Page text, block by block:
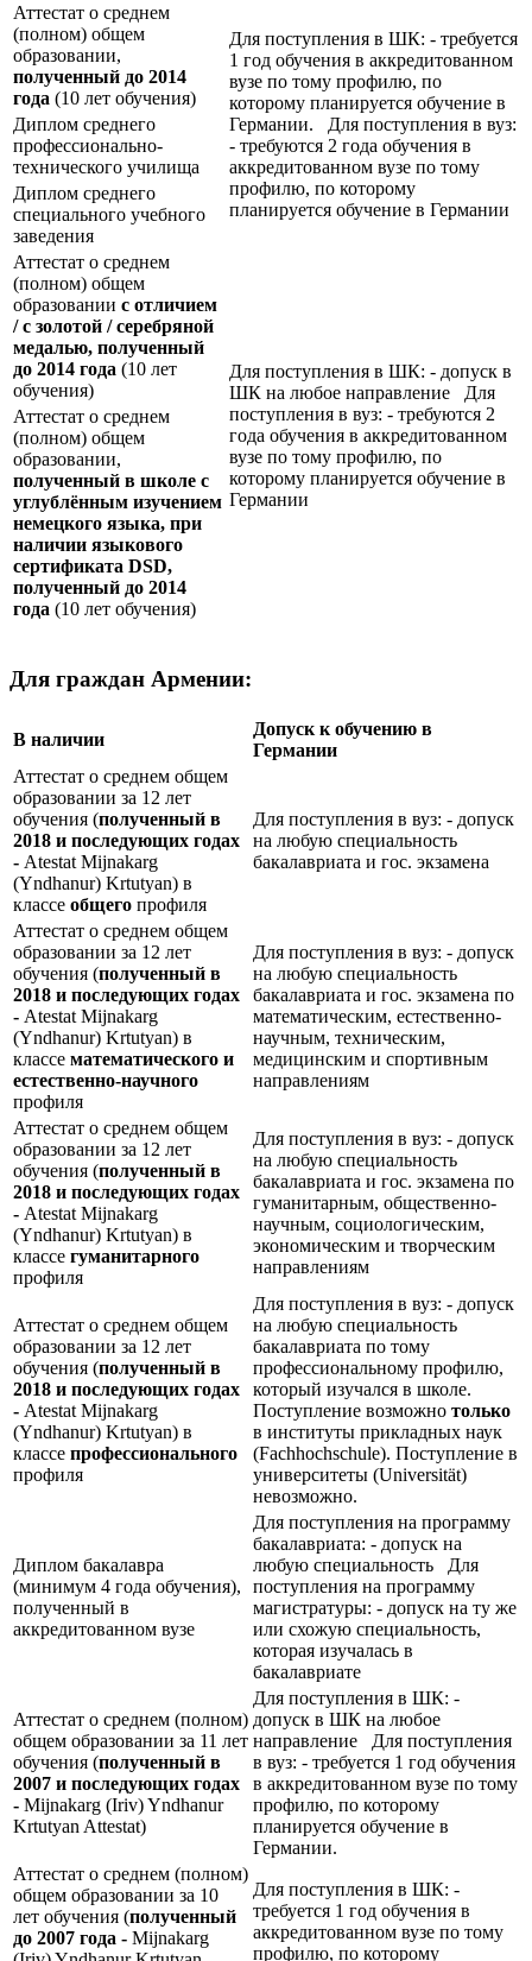
Аттестат о среднем
(полном) общем
образовании,
полученный до 2014
года (10 лет обучения)
Для поступления в ШК: - требуется
1 год обучения в аккредитованном
вузе по тому профилю, по
которому планируется обучение в
Германии. Для поступления в вуз:
- требуются 2 года обучения в
аккредитованном вузе по тому
профилю, по которому
планируется обучение в Германии
Диплом среднего
профессионально-
технического училища
Диплом среднего
специального учебного
заведения
Аттестат о среднем
(полном) общем
образовании с отличием
/ с золотой / серебряной
медалью, полученный
до 2014 года (10 лет
обучения)
Для поступления в ШК: - допуск в
ШК на любое направление Для
поступления в вуз: - требуются 2
года обучения в аккредитованном
вузе по тому профилю, по
которому планируется обучение в
Германии
Аттестат о среднем
(полном) общем
образовании,
полученный в школе с
углублённым изучением
немецкого языка, при
наличии языкового
сертификата DSD,
полученный до 2014
года (10 лет обучения)
Для граждан Армении:
В наличии
Допуск к обучению в
Германии
Аттестат о среднем общем
образовании за 12 лет
обучения (полученный в
2018 и последующих годах
- Atestat Mijnakarg
(Yndhanur) Krtutyan) в
классе общего профиля
Для поступления в вуз: - допуск
на любую специальность
бакалавриата и гос. экзамена
Аттестат о среднем общем
образовании за 12 лет
обучения (полученный в
2018 и последующих годах
- Atestat Mijnakarg
(Yndhanur) Krtutyan) в
классе математического и
естественно-научного
профиля
Для поступления в вуз: - допуск
на любую специальность
бакалавриата и гос. экзамена по
математическим, естественно-
научным, техническим,
медицинским и спортивным
направлениям
Аттестат о среднем общем
образовании за 12 лет
обучения (полученный в
2018 и последующих годах
- Atestat Mijnakarg
(Yndhanur) Krtutyan) в
классе гуманитарного
профиля
Для поступления в вуз: - допуск
на любую специальность
бакалавриата и гос. экзамена по
гуманитарным, общественно-
научным, социологическим,
экономическим и творческим
направлениям
Аттестат о среднем общем
образовании за 12 лет
обучения (полученный в
2018 и последующих годах
- Atestat Mijnakarg
(Yndhanur) Krtutyan) в
классе профессионального
профиля
Для поступления в вуз: - допуск
на любую специальность
бакалавриата по тому
профессиональному профилю,
который изучался в школе.
Поступление возможно только
в институты прикладных наук
(Fachhochschule). Поступление в
университеты (Universität)
невозможно.
Диплом бакалавра
(минимум 4 года обучения),
полученный в
аккредитованном вузе
Для поступления на программу
бакалавриата: - допуск на
любую специальность Для
поступления на программу
магистратуры: - допуск на ту же
или схожую специальность,
которая изучалась в
бакалавриате
Аттестат о среднем (полном)
общем образовании за 11 лет
обучения (полученный в
2007 и последующих годах
- Mijnakarg (Iriv) Yndhanur
Krtutyan Attestat)
Для поступления в ШК: -
допуск в ШК на любое
направление Для поступления
в вуз: - требуется 1 год обучения
в аккредитованном вузе по тому
профилю, по которому
планируется обучение в
Германии.
Аттестат о среднем (полном)
общем образовании за 10
лет обучения (полученный
до 2007 года - Mijnakarg
Для поступления в ШК: -
требуется 1 год обучения в
аккредитованном вузе по тому
профилю, по которому